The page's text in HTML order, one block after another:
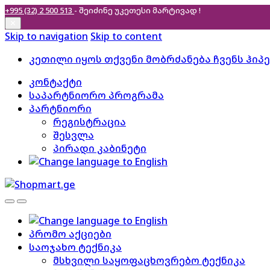
+995 (32) 2 500 513 - შეიძინე უკეთესი მარტივად !
Skip to navigation Skip to content
კეთილი იყოს თქვენი მობრძანება ჩვენს
კონტაქტი
საპარტნიორო პროგრამა
პარტნიორი
რეგისტრაცია
შესვლა
პირადი კაბინეტი
პრომო აქციები
საოჯახო ტექნიკა
მსხვილი საყოფაცხოვრებო ტექნიკა